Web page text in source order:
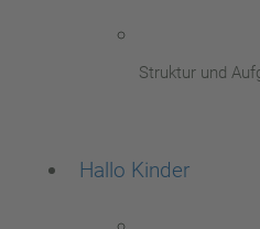
Struktur und
Hallo Kinder